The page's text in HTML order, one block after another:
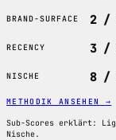
BRAND-SURFACE 2 /
RECENCY 3 /
NISCHE 8 /
METHODIK ANSEHEN →
Sub-Scores erklärt:
Nische.